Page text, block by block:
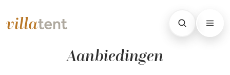
Aanbiedingen